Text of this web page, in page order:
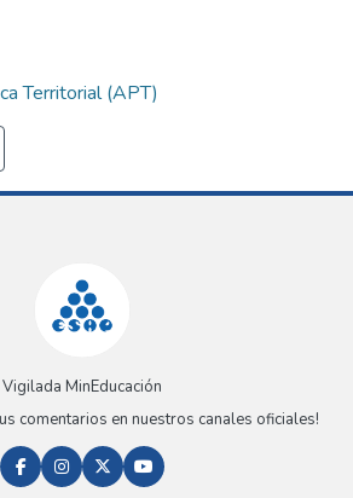
Territorial (APT)
Vigilada MinEducación
comentarios en nuestros canales oficiales!